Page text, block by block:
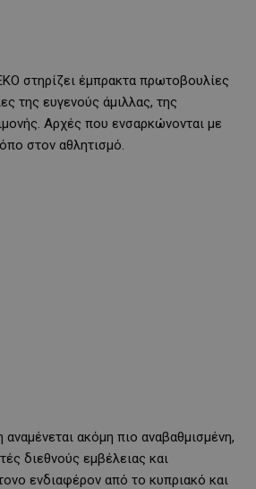
στηρίζει έμπρακτα πρωτοβουλίες
της ευγενούς άμιλλας, της
Αρχές που ενσαρκώνονται με
στον αθλητισμό.
ακόμη πιο αναβαθμισμένη,
διεθνούς εμβέλειας και
ενδιαφέρον από το κυπριακό και